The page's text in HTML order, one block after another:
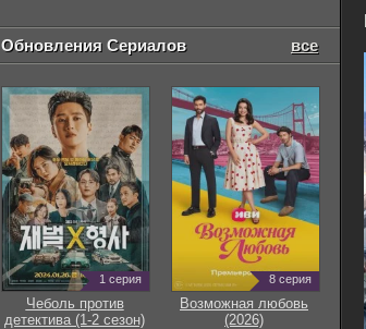
Обновления Сериалов все
1 серия
Чеболь против
детектива (1-2 сезон)
8 серия
Возможная любовь
(2026)